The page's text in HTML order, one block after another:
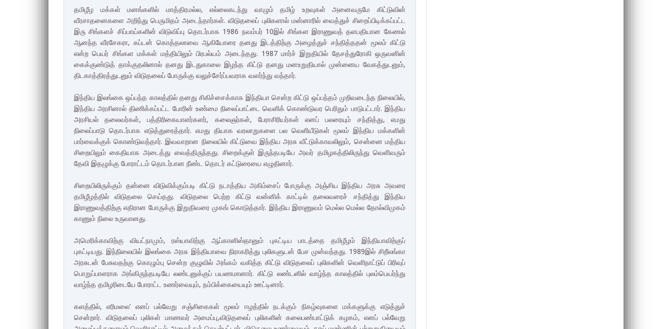
தமிழீழ மக்கள் மனங்களில் மாத்திரமல்ல, எல்லைகடந்து வாழும் தமிழ் உறவுகள் அனைவருமே கிட்டுவின்
வீரசாதனைகளை அறிந்து பெருமிதம் அடைந்தார்கள். விடுதலைப் புலிகளால் மன்னாரில் வைத்துச் சிறைப்பிடிக்கப்பட்ட
இரு சிங்களச் சிப்பாய்களின் விடுவிப்பு தொடர்பாக 1986 நவம்பர் 10இல் சிங்கள இராணுவத் தளபதியான கேணல்
ஆனந்த வீரசேகரா, கப்டன் கொத்தலாவை ஆகியோரை தனது இடத்திற்கு அழைத்துச் சந்தித்ததன் மூலம் கிட்டு
என்ற பெயர் சிங்கள மக்கள் மத்தியிலும் பிரபல்யம் அடைந்தது. 1987 மார்ச் இறுதியில் தேசத்துரோகி ஒருவனின்
கைக்குண்டுத் தாக்குதலினால் தனது இடதுகாலை இழந்த கிட்டு தனது மனஉறுதியால் முன்னைய வேகத்துடனும்,
திடகாத்திரத்துடனும் விடுதலைப் போருக்கு வலுச்சேர்ப்பவராக வளர்ந்து வந்தார்.
இந்திய இலங்கை ஒப்பந்த காலத்தில் தனது சிகிச்சைக்காக இந்தியா சென்ற கிட்டு ஒப்பந்தம் முறிவடைந்த நிலையில்,
இந்திய அரசினால் திணிக்கப்பட்ட போரின் உண்மை நிலைப்பாட்டை வெளிக் கொண்டுவர பெரிதும் பாடுபட்டார். இந்திய
அரசியல் தலைவர்கள், பத்திரிகையாளர்களர், கலைஞர்கள், பேராசிரியர்கள் எனப் பலரையும் சந்தித்து, எமது
நிலைப்பாடு தொடர்பாக எடுத்துரைத்தார். எமது தியாக வரலாறுகளை பல வெளியீடுகள் மூலம் இந்திய மக்களின்
பார்வைக்குக் கொண்டுவந்தார். இவவாறான நிலையில் கிட்டுவை இந்திய அரசு வீட்டுக்காவலிலும், சென்னை மத்திய
சிறையிலும் கைதியாக அடைத்து வைத்திருந்தது. சிறைக்குள் இருந்தபடியே அவர் தமிழகத்திலிருந்து வெளிவரும்
தேவி இதழுக்கு போராட்டம் தொடர்பான நீண்ட தொடர் கட்டுரையை எழுதினார்.
சிறையிலிருக்கும் தன்னை விடுவிக்கும்படி கிட்டு நடாத்திய அகிம்சைப் போருக்கு அஞ்சிய இந்திய அரசு அவரை
தமிழீழத்தில் விடுதலை செய்தது. விடுதலை பெற்ற கிட்டு வன்னிக் காட்டில் தலைவரைச் சந்தித்து இந்திய
இராணுவத்திற்கு எதிரான போருக்கு இறுதிவரை முகங் கொடுத்தார். இந்திய இராணுவம் மெல்ல மெல்ல தோல்விமுகம்
காணும் நிலை உருவானது.
அமெரிக்காவிற்கு வியட்நாமும், ரஸ்யாவிற்கு ஆப்கானிஸ்தானும் புகட்டிய பாடத்தை தமிழீழம் இந்தியாவிற்குப்
புகட்டியது. இந்நிலையில் இலங்கை அரசு இந்தியாவை நிராகரித்து புலிகளுடன் பேச முன்வந்தது. 1989இல் சிறீலங்கா
அரசுடன் பேசுவதற்கு கொழும்பு சென்ற குழுவில் அங்கம் வகித்த கிட்டு விடுதலைப் புலிகளின் வெளிநாட்டுப் பிரிவுப்
பொறுப்பாளராக அங்கிருந்தபடியே லண்டனுக்குப் பயணமானார். கிட்டு லண்டனில் வாழ்ந்த காலத்தில் புலம்பெயர்ந்து
வாழ்ந்த தமிழரிடையே போராட்ட உணர்வையும், நம்பிக்கையையும் ஊட்டினார்.
களத்தில், எரிமலை’ எனப் பல்வேறு சஞ்சிகைகள் மூலம் ஈழத்தில் நடக்கும் நிகழ்வுகளை மக்களுக்கு எடுத்துச்
சென்றார். விடுதலைப் புலிகள் மாணவர் அமைப்பு,விடுதலைப் புலிகளின் கலைபண்பாட்டுக் கழகம், எனப் பல்வேறு